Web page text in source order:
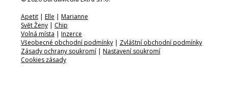
Apetit | Elle | Marianne
Svět Ženy | Chip
Volná místa | Inzerce
Všeobecné obchodní podmínky | Zvláštní obchodní podmínky
Zásady ochrany soukromí | Nastavení soukromí
Cookies zásady